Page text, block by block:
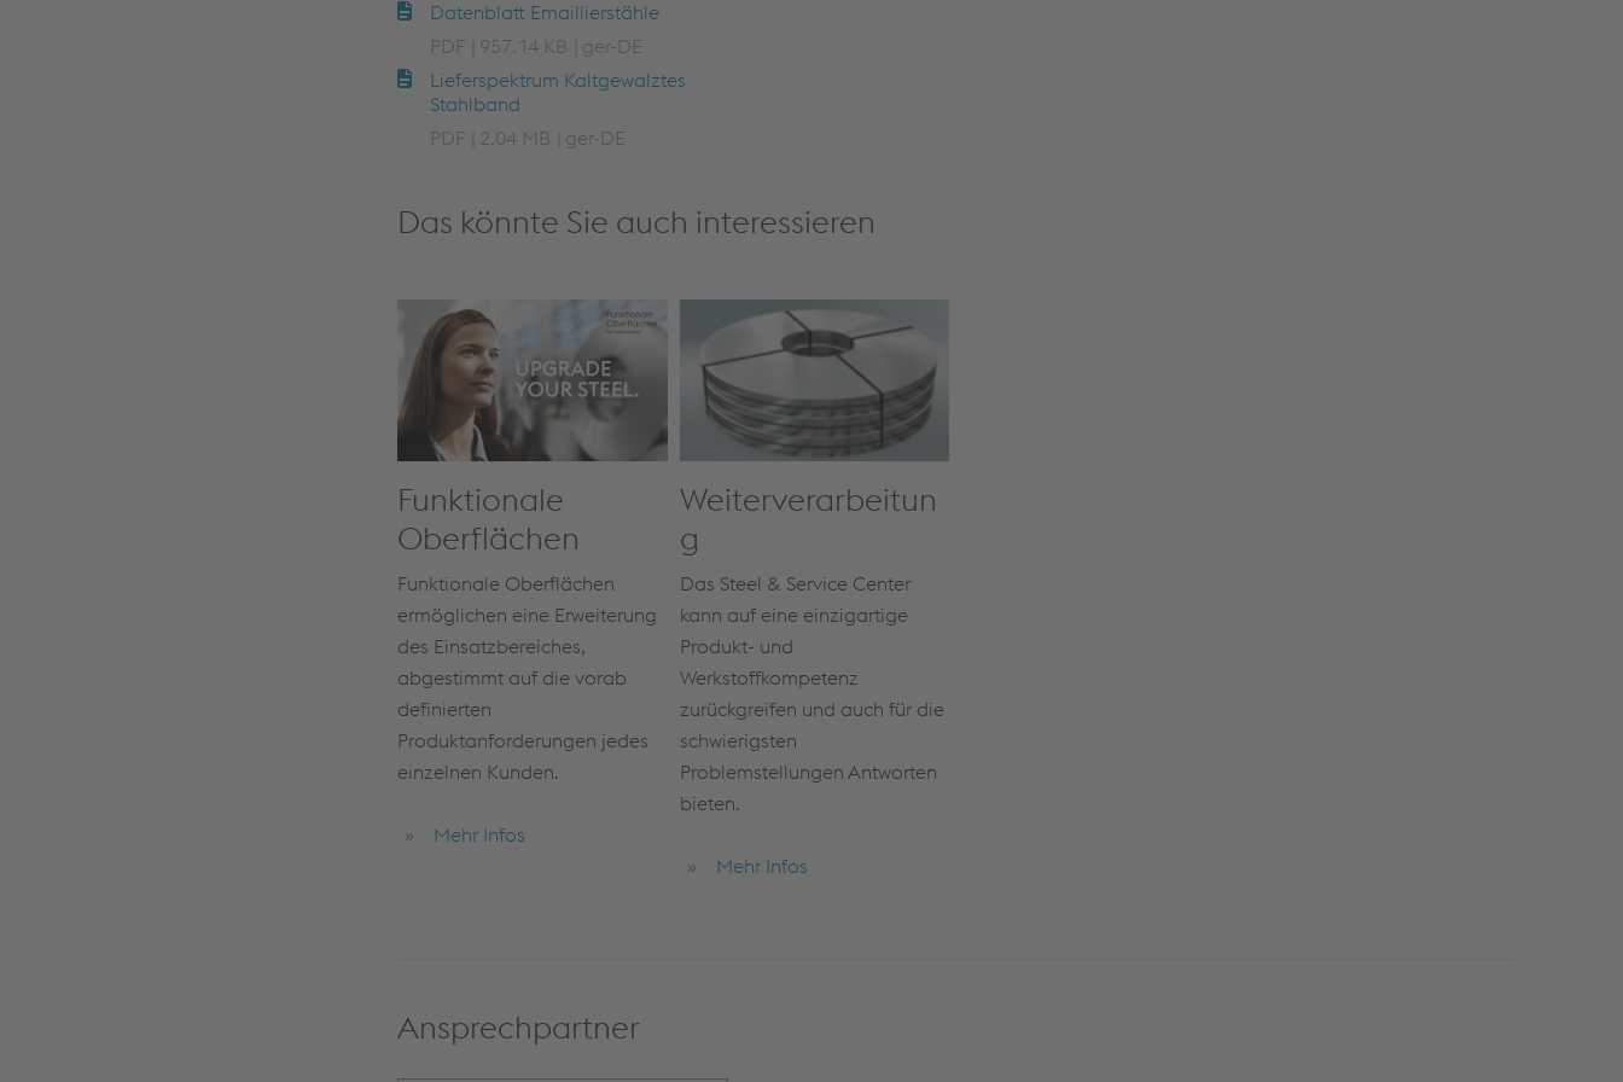
Datenblatt Emaillierstähle
PDF
957.14 KB
ger-DE
Lieferspektrum Kaltgewalztes
Stahlband
PDF
2.04 MB ger-DE
Das könnte Sie auch interessieren
Funktionale
Oberflächen
Funktionale Oberflächen
ermöglichen eine Erweiterung
des Einsatzbereiches,
abgestimmt auf die vorab
definierten
Produktanforderungen jedes
einzelnen Kunden.
Mehr Infos
Weiterverarbeitun
g
Das Steel & Service Center
kann auf eine einzigartige
Produkt- und
Werkstoffkompetenz
zurückgreifen und auch für die
schwierigsten
Problemstellungen Antworten
bieten.
Mehr Infos
Ansprechpartner